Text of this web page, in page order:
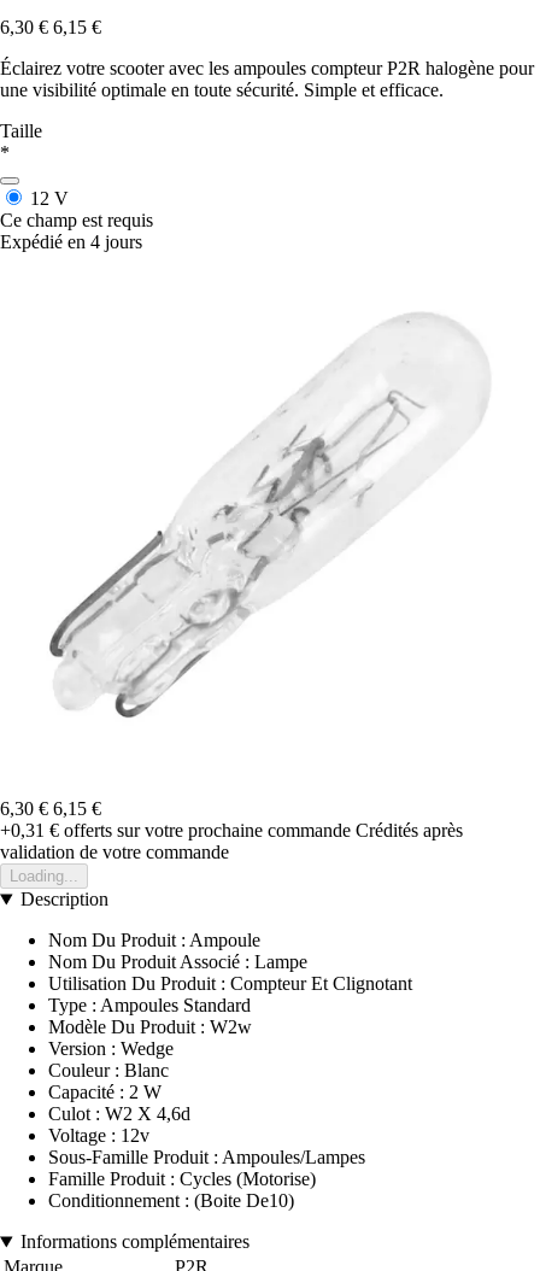
6,30 € 6,15 €
Éclairez votre scooter avec les ampoules compteur P2R halogène pour
une visibilité optimale en toute sécurité. Simple et efficace.
Taille
*
12 V
Ce champ est requis
Expédié en 4 jours
6,30 € 6,15 €
+0,31 € offerts sur votre prochaine commande Crédités après
validation de votre commande
Loading...
Description
Nom Du Produit : Ampoule
Nom Du Produit Associé : Lampe
Utilisation Du Produit : Compteur Et Clignotant
Type : Ampoules Standard
Modèle Du Produit : W2w
Version : Wedge
Couleur : Blanc
Capacité : 2 W
Culot : W2 X 4,6d
Voltage : 12v
Sous-Famille Produit : Ampoules/Lampes
Famille Produit : Cycles (Motorise)
Conditionnement : (Boite De10)
Informations complémentaires